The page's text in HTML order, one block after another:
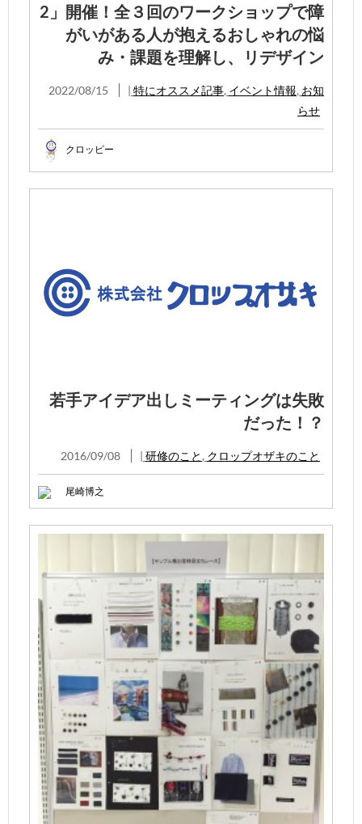
2」開催！全３回のワークショップで障
がいがある人が抱えるおしゃれの悩
み・課題を理解し、リデザイン
2022/08/15 | 特にオススメ記事, イベント情報, お知
らせ
クロッピー
若手アイデア出しミーティングは失敗
だった！？
2016/09/08 | 研修のこと , クロップオザキのこと
尾崎博之